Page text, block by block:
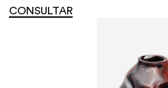
CONSULTAR